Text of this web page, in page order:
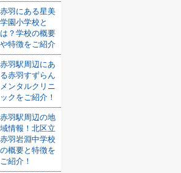
赤羽にある星美
学園小学校と
は？学校の概要
や特徴をご紹介
赤羽駅周辺にあ
る赤羽すずらん
メンタルクリニ
ックをご紹介！
赤羽駅周辺の地
域情報！北区立
赤羽岩淵中学校
の概要と特徴を
ご紹介！